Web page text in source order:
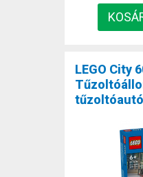
LEGO City
tűzoltóautó